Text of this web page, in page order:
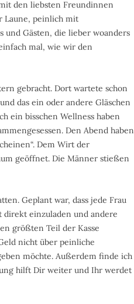
den liebsten Freundinnen
Laune, peinlich mit
und Gästen, die lieber woanders
mal, wie wir den
gebracht. Dort wartete schon
das ein oder andere Gläschen
ein bisschen Wellness haben
Den Abend haben
Dem Wirt der
geöffnet. Die Männer stießen
Geplant war, dass jede Frau
direkt einzuladen und andere
größten Teil der Kasse
nicht über peinliche
möchte. Außerdem finde ich
hilft Dir weiter und Ihr werdet